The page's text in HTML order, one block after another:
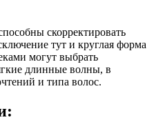
скорректировать
тут и круглая форма
могут выбрать
длинные волны, в
и типа волос.